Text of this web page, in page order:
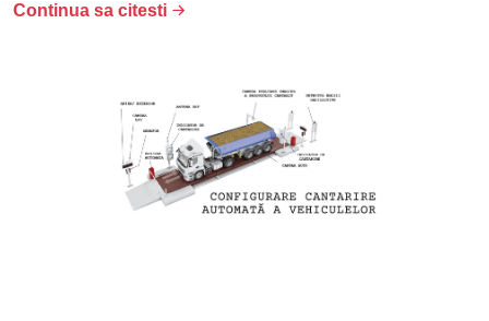
Continua sa citesti